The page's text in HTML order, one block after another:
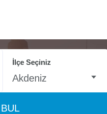
İlçe Seçiniz
Akdeniz
BUL